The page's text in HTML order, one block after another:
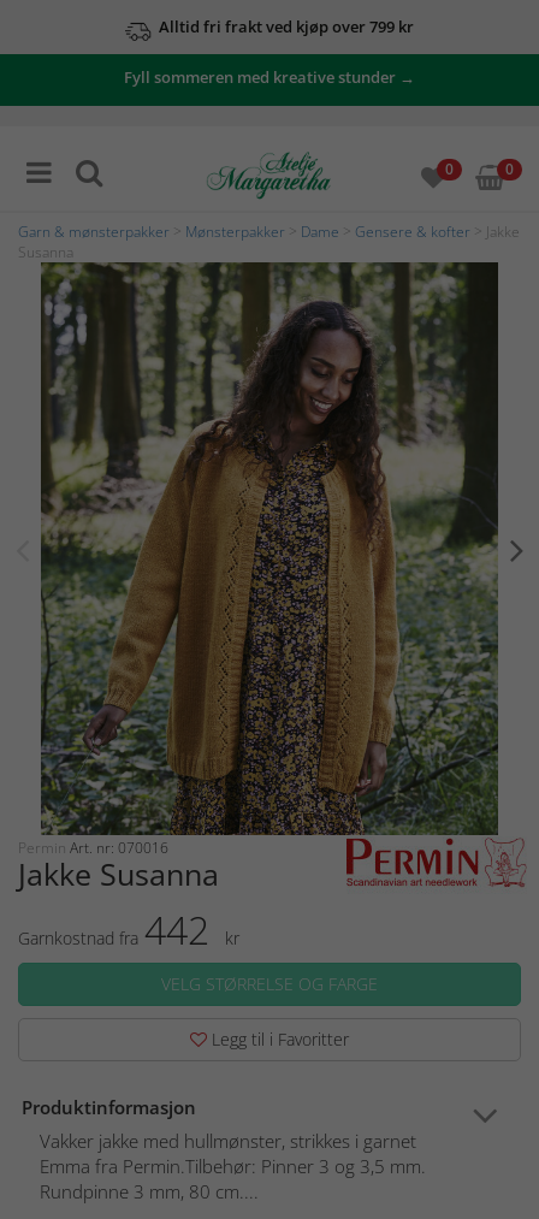
Alltid fri frakt ved kjøp over 799 kr
Fyll sommeren med kreative stunder →
0 0
Garn & mønsterpakker Mønsterpakker Dame Gensere & kofter > Jakke
Susanna
Permin Art. nr: 070016
Jakke Susanna
Garnkostnad fra 442
kr
VELG STØRRELSE OG FARGE
Legg til i Favoritter
Produktinformasjon
Vakker jakke med hullmønster, strikkes i garnet
Emma fra Permin.Tilbehør: Pinner 3 og 3,5 mm.
Rundpinne 3 mm, 80 cm....